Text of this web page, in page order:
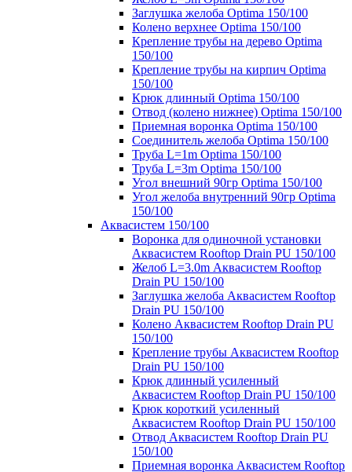
Заглушка желоба Optima 150/100
Колено верхнее Optima 150/100
Крепление трубы на дерево Optima
150/100
Крепление трубы на кирпич Optima
150/100
Крюк длинный Optima 150/100
Отвод (колено нижнее) Optima 150/100
Приемная воронка Optima 150/100
Соединитель желоба Optima 150/100
Труба L=1m Optima 150/100
Труба L=3m Optima 150/100
Угол внешний 90гр Optima 150/100
Угол желоба внутренний 90гр Optima
150/100
Аквасистем 150/100
Воронка для одиночной установки
Аквасистем Rooftop Drain PU 150/100
Желоб L=3.0m Аквасистем Rooftop
Drain PU 150/100
Заглушка желоба Аквасистем Rooftop
Drain PU 150/100
Колено Аквасистем Rooftop Drain PU
150/100
Крепление трубы Аквасистем Rooftop
Drain PU 150/100
Крюк длинный усиленный
Аквасистем Rooftop Drain PU 150/100
Крюк короткий усиленный
Аквасистем Rooftop Drain PU 150/100
Отвод Аквасистем Rooftop Drain PU
150/100
Приемная воронка Аквасистем Rooftop